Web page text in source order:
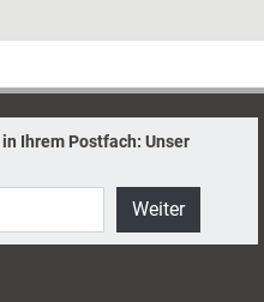
Ihrem Postfach: Unser
Weiter